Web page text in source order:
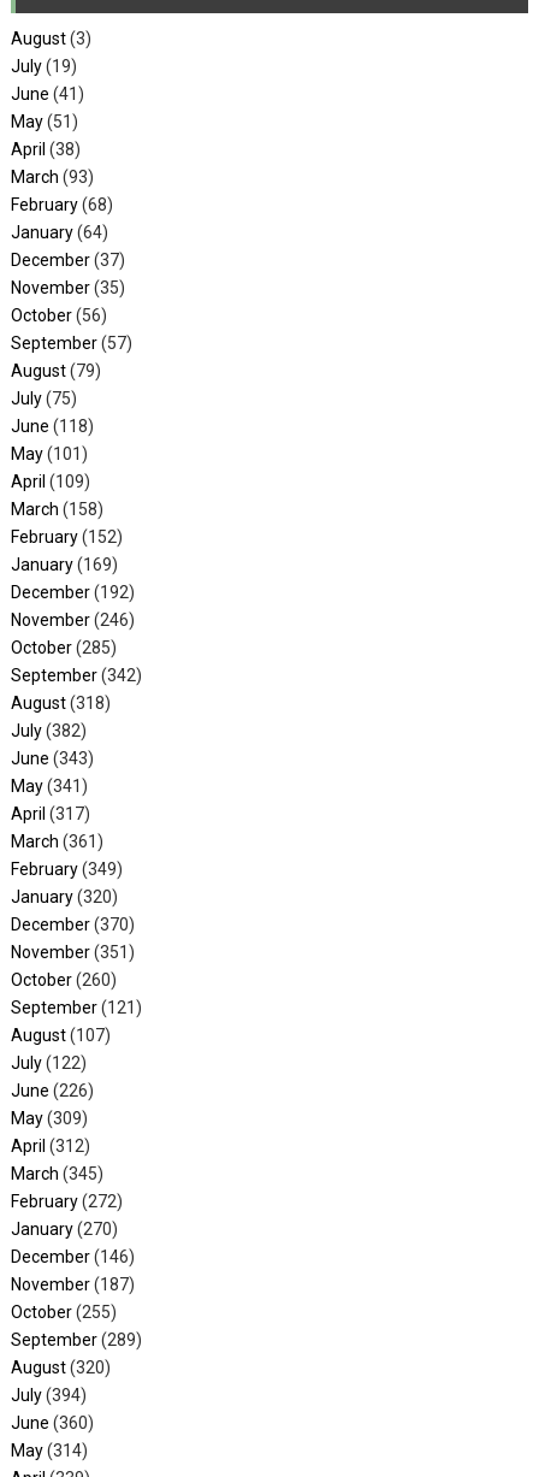
August(3)
July(19)
June (41)
May(51)
April (38)
March (93)
February(68)
January(64)
December(37)
November(35)
October(56)
September(57)
August(79)
July(75)
June (118)
May(101)
April (109)
March (158)
February(152)
January(169)
December(192)
November(246)
October(285)
September(342)
August(318)
July(382)
June (343)
May(341)
April (317)
March (361)
February(349)
January(320)
December(370)
November(351)
October(260)
September(121)
August(107)
July(122)
June (226)
May(309)
April (312)
March (345)
February(272)
January(270)
December(146)
November(187)
October(255)
September(289)
August(320)
July(394)
June (360)
May(314)